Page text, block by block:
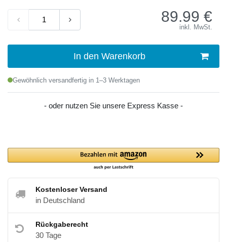
89.99 €
inkl. MwSt.
In den Warenkorb
Gewöhnlich versandfertig in 1–3 Werktagen
- oder nutzen Sie unsere Express Kasse -
Kostenloser Versand
in Deutschland
Rückgaberecht
30 Tage